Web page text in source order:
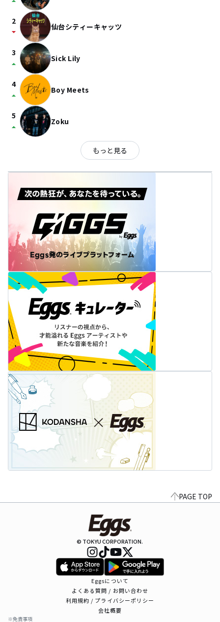
2
arrow_drop_down 仙台シティーキャッツ
3
arrow_drop_up Sick Lily
4
arrow_drop_up Boy Meets
5
arrow_drop_up Zoku
もっと見る
PAGE TOP
© TOKYU CORPORATION.
Eggsについて
よくある質問 / お問い合わせ
利用規約 / プライバシーポリシー
会社概要
※免責事項